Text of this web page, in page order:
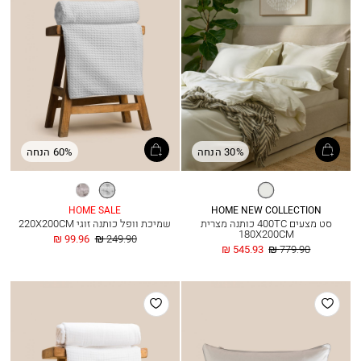
30% הנחה
שמנת
HOME NEW COLLECTION
סט מצעים 400TC כותנה מצרית
180X200CM
החל
545.93 ₪ מחיר
779.90 ₪
60% הנחה
לבן אפור
HOME SALE
שמיכת וופל כותנה זוגי 220X200CM
החל
99.96 ₪ מחיר
249.90 ₪
הוסף
למועדפים
הוסף
למועדפים